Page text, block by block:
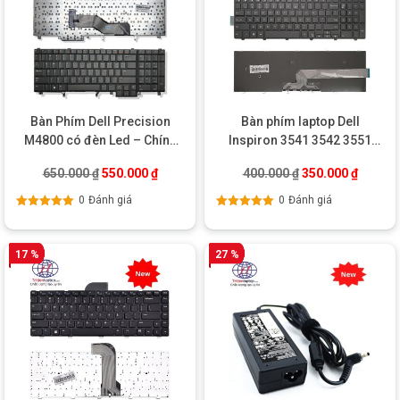
Bàn Phím Dell Precision
M4800 có đèn Led – Chính
650.000₫ Giá gốc là: 650.000 ₫.
550.000₫Giá hiện tại là: 550.000 ₫.
0 Đánh giá
Bàn phím laptop Dell
Inspiron 3541 3542 3551
400.000₫ Giá gốc là:
350.000₫Giá
0 Đánh giá
17 % 27 %